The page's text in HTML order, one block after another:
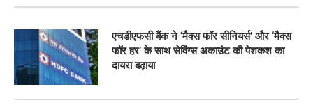
एचडीएफसी बैंक ने ‘मैक्स फॉर सीनियर्स’ और ‘मैक्स
फॉर हर’ के साथ सेविंग्स अकाउंट की पेशकश का
दायरा बढ़ाया